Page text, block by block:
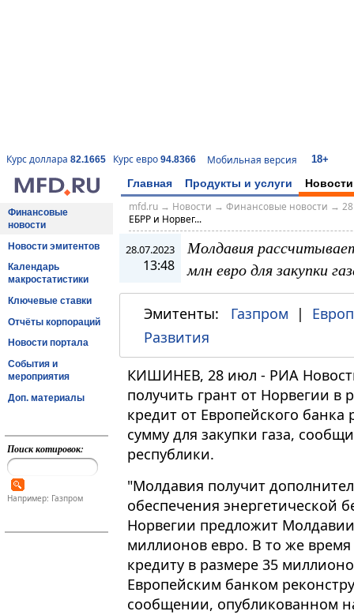
Курс доллара 82.1665 Курс евро 94.8366 Мобильная версия 18+
Главная Продукты и услуги Новости
Финансовые
новости
Новости эмитентов
Календарь
макростатистики
Ключевые ставки
Отчёты корпораций
Новости портала
События и
мероприятия
Доп. материалы
Поиск котировок:
Например: Газпром
mfd.ru→ Новости → Финансовые новости →
ЕБРР и Норвег...
28.07.2023
13:48
Молдавия
млн евро для закупки
Эмитенты: Газпром |
Развития
КИШИНЕВ, 28 июл - РИА
получить грант от Норвегии в
кредит от Европейского
сумму для закупки газа,
республики.
"Молдавия получит
обеспечения энергетической
Норвегии предложит
миллионов евро. В то же
кредиту в размере 35
Европейским банком
сообщении, опубликованном